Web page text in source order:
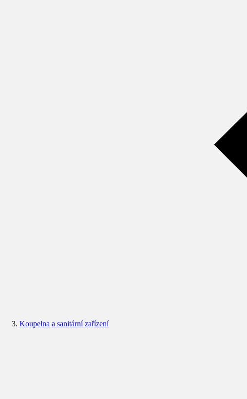
Koupelna a sanitární zařízení